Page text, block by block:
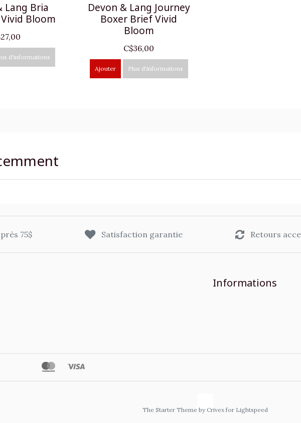
Lang Bria
Bloom
d'informations
Devon & Lang Journey
Boxer Brief Vivid
Bloom
C$36,00
Ajouter Plus d'informations
75$ Satisfaction garantie Retours
Informations
The Starter Theme by Crivex for Lightspeed